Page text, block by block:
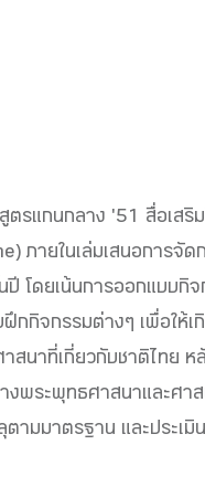
รแกนกลาง '51 สื่อเสริ
ภายในเล่มเสนอการจัด
ปี โดยเน้นการออกแบบกิจ
กกิจกรรมต่างๆ เพื่อให้เ
สนาที่เกี่ยวกับชาติไทย ห
งพระพุทธศาสนาและศา
ามมาตรฐาน และประเมิน